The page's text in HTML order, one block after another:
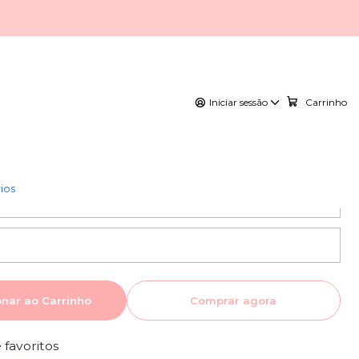
Iniciar sessão Carrinho
ao Carrinho Comprar agora
favoritos